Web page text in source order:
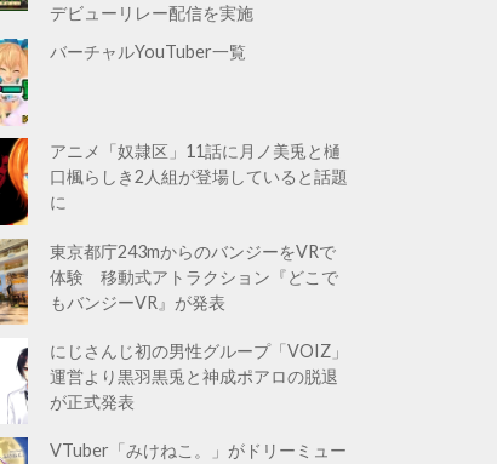
デビューリレー配信を実施
バーチャルYouTuber一覧
アニメ「奴隷区」11話に月ノ美兎と樋
口楓らしき2人組が登場していると話題
に
東京都庁243mからのバンジーをVRで
体験 移動式アトラクション『どこで
もバンジーVR』が発表
にじさんじ初の男性グループ「VOIZ」
運営より黒羽黒兎と神成ポアロの脱退
が正式発表
VTuber「みけねこ。」がドリーミュー